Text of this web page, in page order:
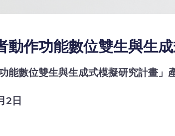
動作功能數位雙生與生
能數位雙生與生成式模擬研究計畫」
2日